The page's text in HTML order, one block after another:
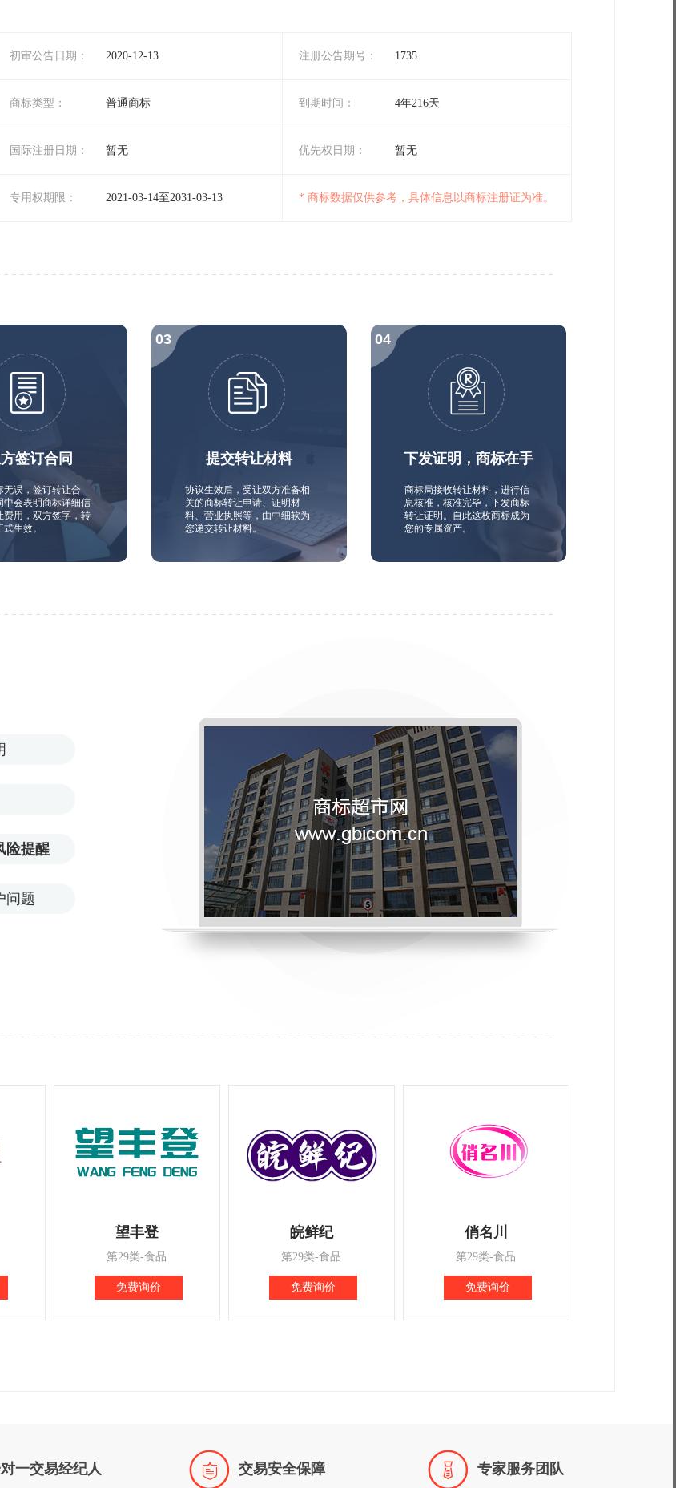
初审公告日期： 2020-12-13 注册公告期号： 1735
商标类型： 普通商标 到期时间： 4年216天
国际注册日期： 暂无 优先权日期： 暂无
专用权期限： 2021-03-14至2031-03-13 * 商标数据仅供参考，具体信息以商标注册证为准。
签订合同
无误，签订转让合
中会表明商标详细信
费用，双方签字，转
生效。
提交转让材料
协议生效后，受让双方准备相
关的商标转让申请、证明材
料、营业执照等，由中细软为
您递交转让材料。
下发证明，商标在手
商标局接收转让材料，进行信
息核准，核准完毕，下发商标
转让证明。自此这枚商标成为
您的专属资产。
险提醒
问题
望丰登
第29类-食品
免费询价
皖鲜纪
第29类-食品
免费询价
俏名川
第29类-食品
免费询价
一交易经纪人  交易安全保障  专家服务团队